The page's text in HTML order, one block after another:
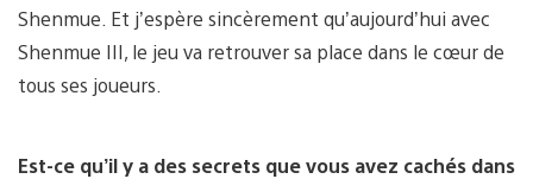
Shenmue. Et j’espère sincèrement qu’aujourd’hui avec
Shenmue III, le jeu va retrouver sa place dans le cœur de
tous ses joueurs.
Est-ce qu’il y a des secrets que vous avez cachés dans